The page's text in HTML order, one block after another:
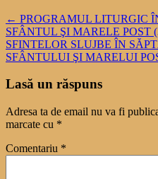
← PROGRAMUL LITURGIC
SFÂNTUL ŞI MARELE POST
SFINTELOR SLUJBE ÎN
SFÂNTULUI ŞI MARELUI
Lasă un răspuns
Adresa ta de email nu va fi
marcate cu *
Comentariu *